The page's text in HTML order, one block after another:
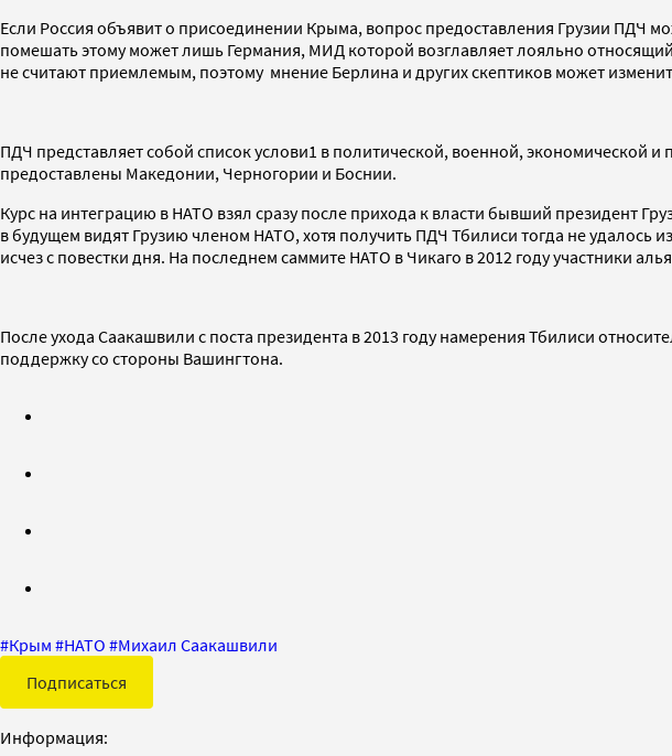
Если Россия объявит о присоединении Крыма, вопрос предоставления Грузии ПДЧ
помешать этому может лишь Германия, МИД которой возглавляет лояльно
не считают приемлемым, поэтому мнение Берлина и других скептиков может
ПДЧ представляет собой список услови1 в политической, военной, экономической
предоставлены Македонии, Черногории и Боснии.
Курс на интеграцию в НАТО взял сразу после прихода к власти бывший президент
в будущем видят Грузию членом НАТО, хотя получить ПДЧ Тбилиси тогда не удалось
исчез с повестки дня. На последнем саммите НАТО в Чикаго в 2012 году участники
После ухода Саакашвили с поста президента в 2013 году намерения Тбилиси
поддержку со стороны Вашингтона.
#Крым #НАТО #Михаил Саакашвили
Подписаться
Информация: